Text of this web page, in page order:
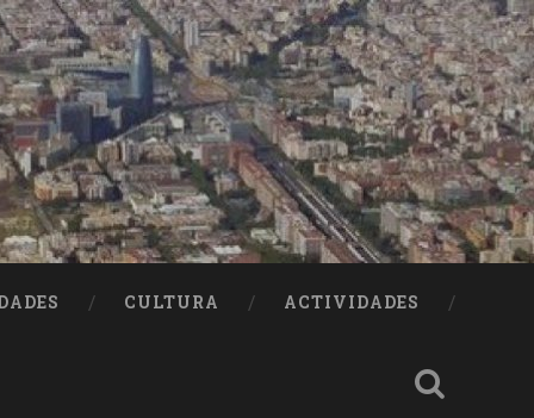
CULTURA ACTIVIDADES